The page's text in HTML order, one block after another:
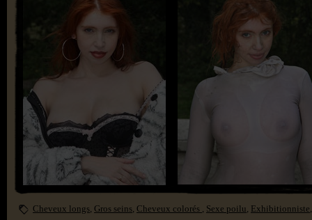
Cheveux longs, Gros seins, Cheveux colorés , Sexe poilu, Exhibitionniste